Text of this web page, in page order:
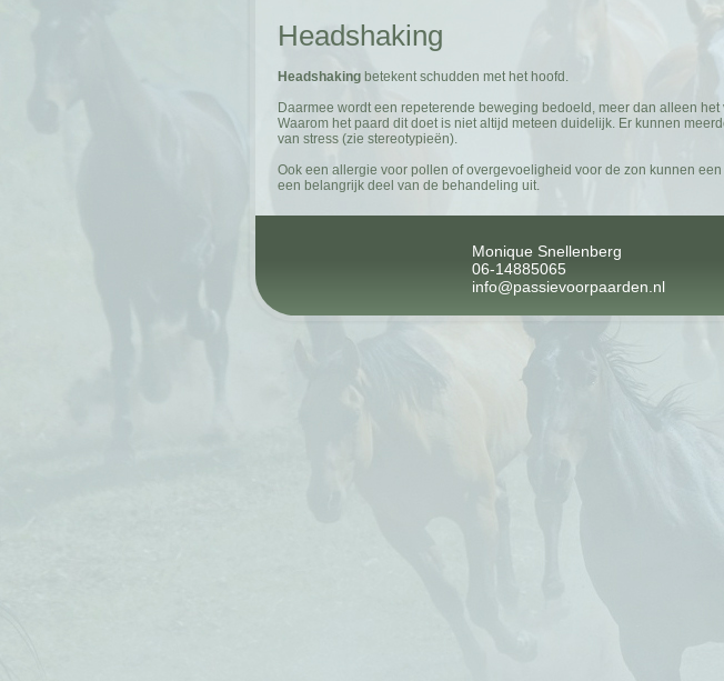
Headshaking
Headshaking betekent schudden met het hoofd.
Daarmee wordt een repeterende beweging bedoeld, meer dan alleen
Waarom het paard dit doet is niet altijd meteen duidelijk. Er kunnen
van stress (zie stereotypieën).
Ook een allergie voor pollen of overgevoeligheid voor de zon kunnen
een belangrijk deel van de behandeling uit.
Monique Snellenberg
06-14885065
info@passievoorpaarden.nl